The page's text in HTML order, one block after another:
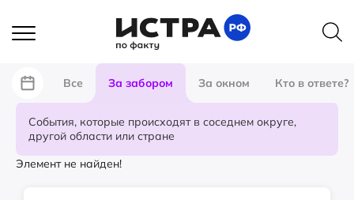
Все За забором За окном Кто в ответе?
События, которые происходят в соседнем округе,
другой области или стране
Элемент не найден!